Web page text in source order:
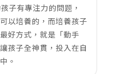
子有專注力的問题，
以培養的，而培養孩子
好方式，就是「動手
孩子全神貫，投入在自
。